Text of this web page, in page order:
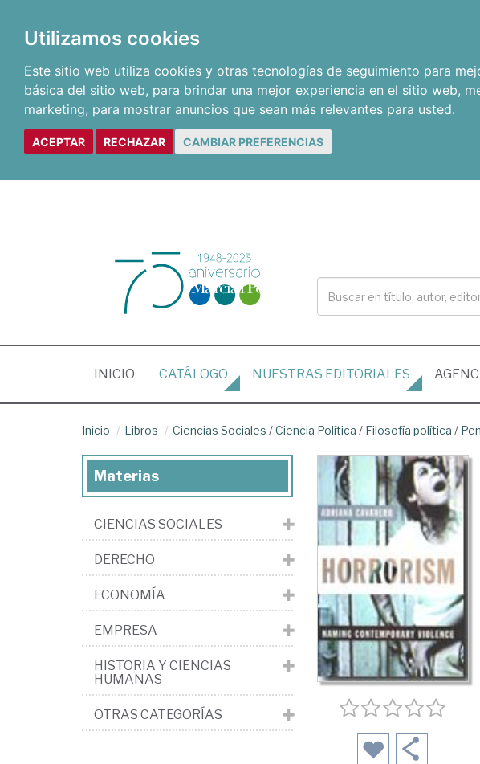
Utilizamos cookies
Este sitio web utiliza cookies y otras tecnologías de seguimiento para
básica del sitio web, para brindar una mejor experiencia en el sitio web,
marketing, para mostrar anuncios que sean más relevantes para usted.
ACEPTAR RECHAZAR CAMBIAR PREFERENCIAS
INICIO (CURRENT)
CATÁLOGO NUESTRAS EDITORIALES
Inicio Libros Ciencias Sociales /Ciencia Política / Filosofía política /
Materias
CIENCIAS SOCIALES
DERECHO
ECONOMÍA
EMPRESA
HISTORIA Y CIENCIAS
HUMANAS
OTRAS CATEGORÍAS